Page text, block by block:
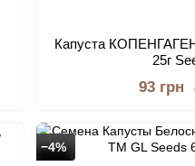
Капуста
25г
93 грн
−4%